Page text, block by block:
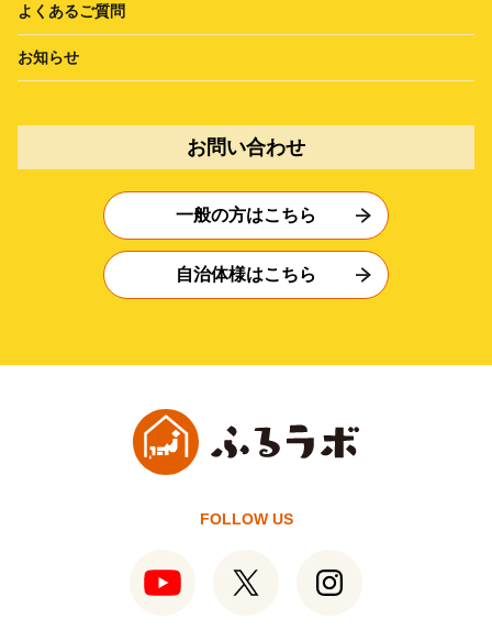
よくあるご質問
お知らせ
お問い合わせ
一般の方はこちら
自治体様はこちら
FOLLOW US